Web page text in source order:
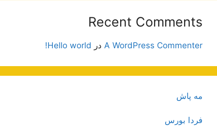
Recent Comments
A WordPress Commenter در Hello world!
مه پاش
فردا بورس